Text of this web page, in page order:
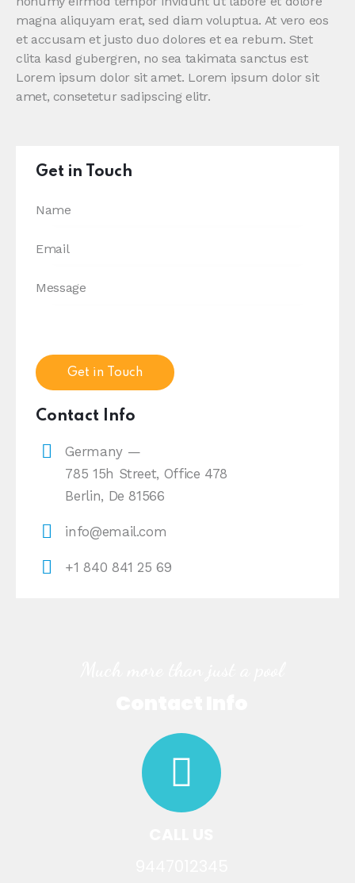
magna aliquyam erat, sed diam voluptua. At vero eos
et accusam et justo duo dolores et ea rebum. Stet
clita kasd gubergren, no sea takimata sanctus est
Lorem ipsum dolor sit amet. Lorem ipsum dolor sit
amet, consetetur sadipscing elitr.
Get in Touch
Contact Info
Germany —
785 15h Street, Office 478
Berlin, De 81566
info@email.com
+1 840 841 25 69